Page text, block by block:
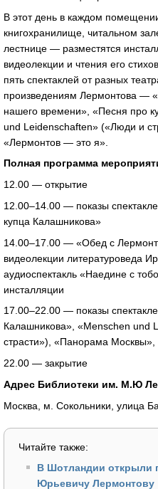
В этот день в каждом
книгохранилище, читальном
лестнице — разместятся
видеолекции и чтения его
пять спектаклей от разных
произведениям Лермонтова —
нашего времени», «Песня про
und Leidenschaften» («Люди и
«Лермонтов — это я».
Полная программа
12.00 — открытие
12.00–14.00 — показы
купца Калашникова»
14.00–17.00 — «Обед с
видеолекции литературоведа
аудиоспектакль «Наедине с
инсталляции
17.00–22.00 — показы
Калашникова», «Menschen und
страсти»), «Панорама
22.00 — закрытие
Адрес Библиотеки им. М.Ю
Москва, м. Сокольники, улица
Читайте также:
В Шотландии открыли
Юрьевичу Лермонтову